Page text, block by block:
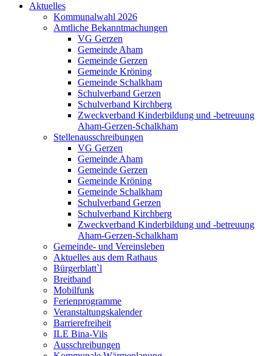
Aktuelles
Kommunalwahl 2026
Amtliche Bekanntmachungen
VG Gerzen
Gemeinde Aham
Gemeinde Gerzen
Gemeinde Kröning
Gemeinde Schalkham
Schulverband Gerzen
Schulverband Kirchberg
Zweckverband Kinderbildung und -betreuung
Aham-Gerzen-Schalkham
Stellenausschreibungen
VG Gerzen
Gemeinde Aham
Gemeinde Gerzen
Gemeinde Kröning
Gemeinde Schalkham
Schulverband Gerzen
Schulverband Kirchberg
Zweckverband Kinderbildung und -betreuung
Aham-Gerzen-Schalkham
Gemeinde- und Vereinsleben
Aktuelles aus dem Rathaus
Bürgerblatt`l
Breitband
Mobilfunk
Ferienprogramme
Veranstaltungskalender
Barrierefreiheit
ILE Bina-Vils
Ausschreibungen